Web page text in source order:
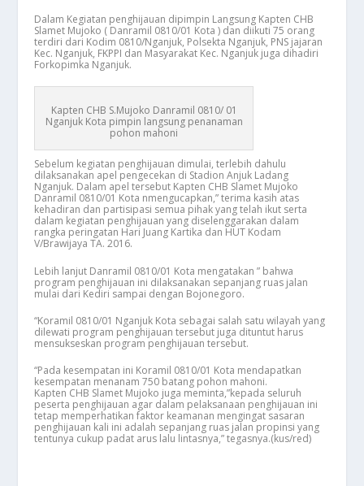
Dalam Kegiatan penghijauan dipimpin Langsung Kapten CHB
Slamet Mujoko ( Danramil 0810/01 Kota ) dan diikuti 75 orang
terdiri dari Kodim 0810/Nganjuk, Polsekta Nganjuk, PNS jajaran
Kec. Nganjuk, FKPPI dan Masyarakat Kec. Nganjuk juga dihadiri
Forkopimka Nganjuk.
Kapten CHB S.Mujoko Danramil 0810/ 01
Nganjuk Kota pimpin langsung penanaman
pohon mahoni
Sebelum kegiatan penghijauan dimulai, terlebih dahulu
dilaksanakan apel pengecekan di Stadion Anjuk Ladang
Nganjuk. Dalam apel tersebut Kapten CHB Slamet Mujoko
Danramil 0810/01 Kota nmengucapkan,” terima kasih atas
kehadiran dan partisipasi semua pihak yang telah ikut serta
dalam kegiatan penghijauan yang diselenggarakan dalam
rangka peringatan Hari Juang Kartika dan HUT Kodam
V/Brawijaya TA. 2016.
Lebih lanjut Danramil 0810/01 Kota mengatakan ” bahwa
program penghijauan ini dilaksanakan sepanjang ruas jalan
mulai dari Kediri sampai dengan Bojonegoro.
“Koramil 0810/01 Nganjuk Kota sebagai salah satu wilayah yang
dilewati program penghijauan tersebut juga dituntut harus
mensukseskan program penghijauan tersebut.
“Pada kesempatan ini Koramil 0810/01 Kota mendapatkan
kesempatan menanam 750 batang pohon mahoni.
Kapten CHB Slamet Mujoko juga meminta,”kepada seluruh
peserta penghijauan agar dalam pelaksanaan penghijauan ini
tetap memperhatikan faktor keamanan mengingat sasaran
penghijauan kali ini adalah sepanjang ruas jalan propinsi yang
tentunya cukup padat arus lalu lintasnya,” tegasnya.(kus/red)